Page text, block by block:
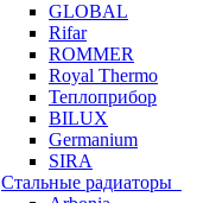
GLOBAL
Rifar
ROMMER
Royal Thermo
Теплоприбор
BILUX
Germanium
SIRA
Стальные радиаторы